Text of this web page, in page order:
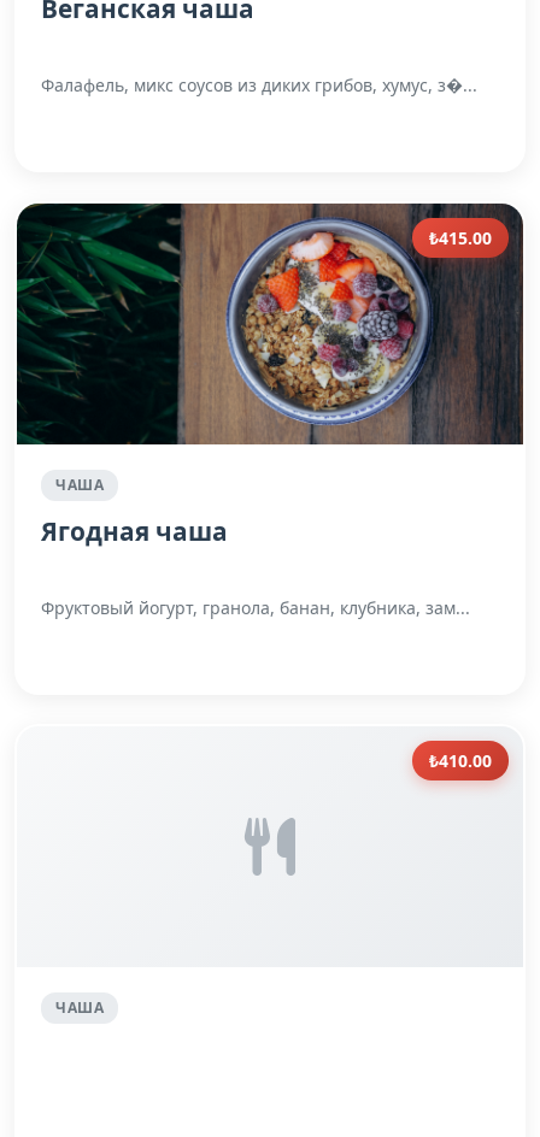
Веганская чаша
Фалафель, микс соусов из диких грибов, хумус, з�...
₺415.00
ЧАША
Ягодная чаша
Фруктовый йогурт, гранола, банан, клубника, зам...
₺410.00
ЧАША